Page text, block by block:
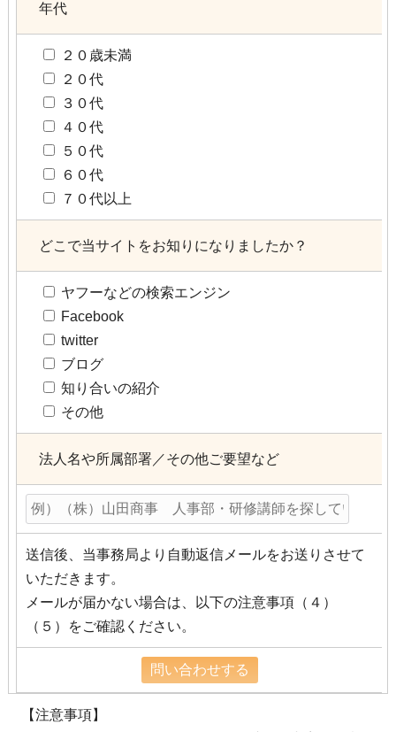
年代
２０歳未満
２０代
３０代
４０代
５０代
６０代
７０代以上
どこで当サイトをお知りになりましたか？
ヤフーなどの検索エンジン
Facebook
twitter
ブログ
知り合いの紹介
その他
法人名や所属部署／その他ご要望など
送信後、当事務局より自動返信メールをお送りさせて
いただきます。
メールが届かない場合は、以下の注意事項（４）
（５）をご確認ください。
【注意事項】